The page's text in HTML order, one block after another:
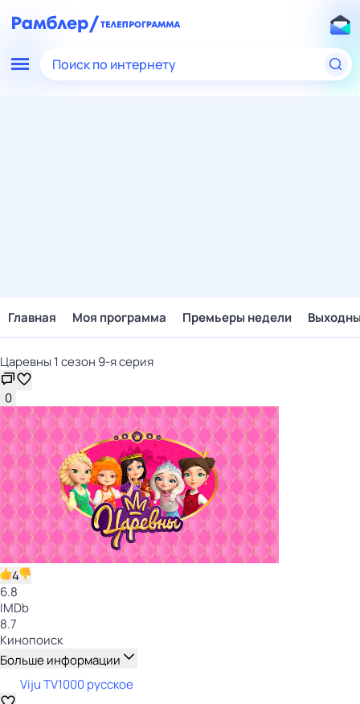
Поиск по интернету
Главная Моя программа Премьеры недели
Царевны 1 сезон 9-я серия
0
4
6.8
IMDb
8.7
Кинопоиск
Больше информации
Viju TV1000 русское